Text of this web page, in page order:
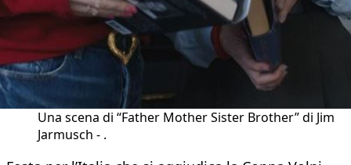
Una scena di “Father Mother Sister Brother” di Jim
Jarmusch - .